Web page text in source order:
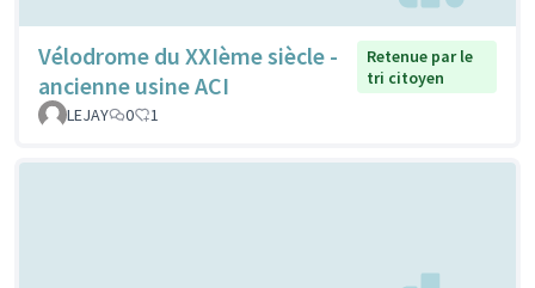
Vélodrome du XXIème siècle -
ancienne usine ACI
Retenue par le
tri citoyen
LEJAY
0 1